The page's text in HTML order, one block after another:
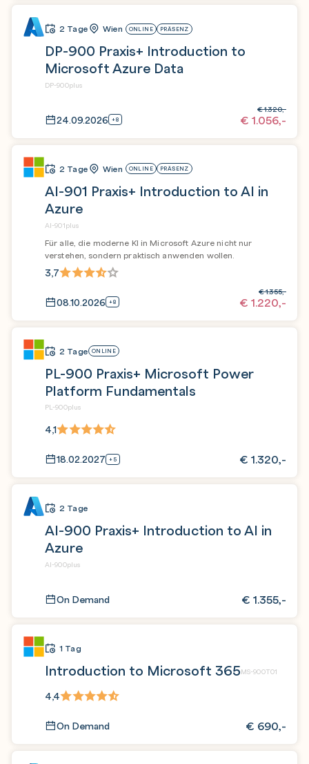
2 Tage Wien ONLINE PRÄSENZ
DP-900 Praxis+ Introduction to
Microsoft Azure Data
DP-900plus
24.09.2026 +8 € 1.056,-
€1.320,-
2 Tage Wien ONLINE PRÄSENZ
AI-901 Praxis+ Introduction to AI in
Azure
AI-901plus
Für alle, die moderne KI in Microsoft Azure nicht nur
verstehen, sondern praktisch anwenden wollen.
3,7
08.10.2026 +8 € 1.220,-
€1.355,-
2 Tage ONLINE
PL-900 Praxis+ Microsoft Power
Platform Fundamentals
PL-900plus
4,1
18.02.2027 +5 € 1.320,-
2 Tage
AI-900 Praxis+ Introduction to AI in
Azure
AI-900plus
On Demand € 1.355,-
1 Tag
Introduction to Microsoft 365MS-900T01
4,4
On Demand € 690,-